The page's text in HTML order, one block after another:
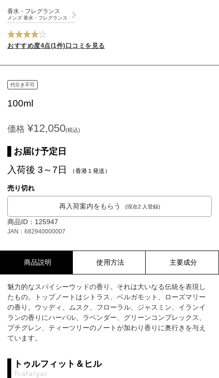
香水・フレグランス
メンズ 香水・フレグランス
おすすめ度4点(1件)口コミを見る
代引き不可
100ml
価格 ¥12,050(税込)
お届け予定日
入荷後 3～7日 （香港１発送）
売り切れ
再入荷案内をもらう (現在2 人登録)
商品ID：125947
JAN：682940000007
商品説明 使用方法 主要成分
魅力的なスパイシーウッドの香り。それは大いなる伝統を表現し
たもの。トップノートはシトラス、ベルガモット、ローズマリー
の香り。ウッディ、ムスク、フローラル、ジャスミン、イランイ
ランの香りにハーバル、ラベンダー、グリーンコンプレックス、
プチグレン、ティーツリーのノートが加わり香りに奥行きを与え
ています。
トゥルフィット＆ヒル
Trafalgar